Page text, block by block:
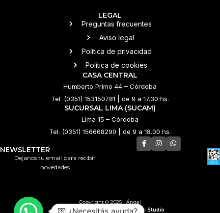
LEGAL
Preguntas frecuentes
Aviso legal
Política de privacidad
Política de cookies
CASA CENTRAL
Humberto Primo 44 – Córdoba
Tel. (0351) 153150781 | de 9 a 17.30 hs.
SUCURSAL LIMA (SUCAM)
Lima 15 – Córdoba
Tel. (0351) 156668290 | de 9 a 18.00 hs.
NEWSLETTER
Dejanos tu email para recibir
novedades
Tienda online desarrollada porLuppi Studio
Copyright © 2025 | Ángel
💌 ¿Necesitás ayuda?